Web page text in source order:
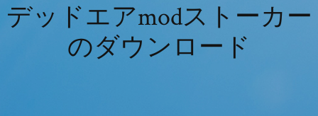
デッドエアmodストーカー
のダウンロード